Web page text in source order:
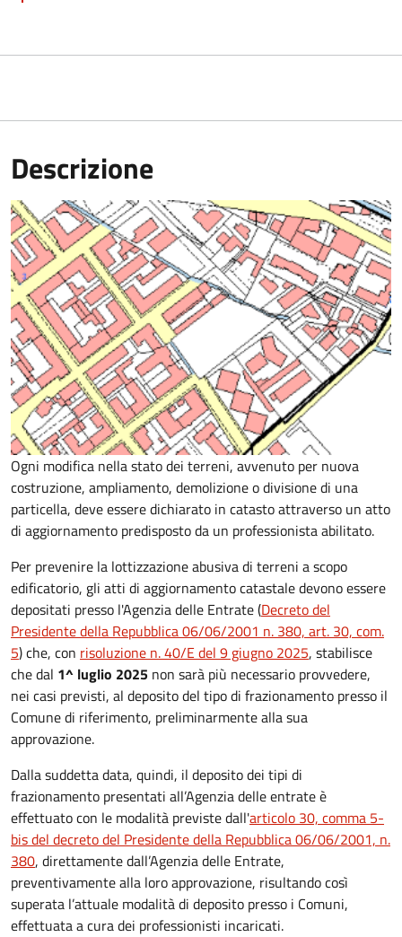
Descrizione
Ogni modifica nella stato dei terreni, avvenuto per nuova
costruzione, ampliamento, demolizione o divisione di una
particella, deve essere dichiarato in catasto attraverso un atto
di aggiornamento predisposto da un professionista abilitato.
Per prevenire la lottizzazione abusiva di terreni a scopo
edificatorio, gli atti di aggiornamento catastale devono essere
depositati presso l'Agenzia delle Entrate (Decreto del
Presidente della Repubblica 06/06/2001 n. 380, art. 30, com.
5) che, con risoluzione n. 40/E del 9 giugno 2025, stabilisce
che dal 1^ luglio 2025 non sarà più necessario provvedere,
nei casi previsti, al deposito del tipo di frazionamento presso il
Comune di riferimento, preliminarmente alla sua
approvazione.
Dalla suddetta data, quindi, il deposito dei tipi di
frazionamento presentati all’Agenzia delle entrate è
effettuato con le modalità previste dall'articolo 30, comma 5-
bis del decreto del Presidente della Repubblica 06/06/2001, n.
380, direttamente dall’Agenzia delle Entrate,
preventivamente alla loro approvazione, risultando così
superata l’attuale modalità di deposito presso i Comuni,
effettuata a cura dei professionisti incaricati.